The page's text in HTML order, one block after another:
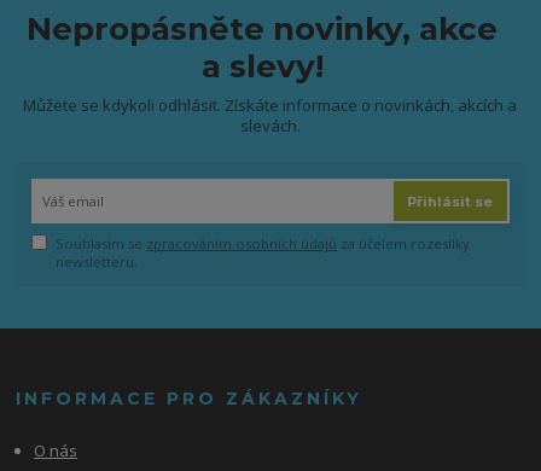
Nepropásněte novinky, akce
a slevy!
Můžete se kdykoli odhlásit. Získáte informace o novinkách, akcích a
slevách.
Přihlásit se
Souhlasím se zpracováním osobních údajů za účelem rozesílky
newsletteru.
INFORMACE PRO ZÁKAZNÍKY
O nás